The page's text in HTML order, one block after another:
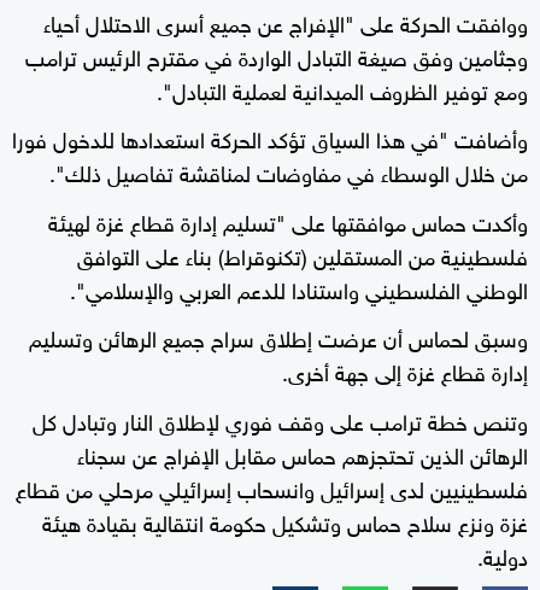
ووافقت الحركة على "الإفراج عن جميع أسرى الاحتلال أحياء
وجثامين وفق صيغة التبادل الواردة في مقترح الرئيس ترامب
ومع توفير الظروف الميدانية لعملية التبادل".
وأضافت "في هذا السياق تؤكد الحركة استعدادها للدخول فورا
من خلال الوسطاء في مفاوضات لمناقشة تفاصيل ذلك".
وأكدت حماس موافقتها على "تسليم إدارة قطاع غزة لهيئة
فلسطينية من المستقلين (تكنوقراط) بناء على التوافق
الوطني الفلسطيني واستنادا للدعم العربي والإسلامي".
وسبق لحماس أن عرضت إطلاق سراح جميع الرهائن وتسليم
إدارة قطاع غزة إلى جهة أخرى.
وتنص خطة ترامب على وقف فوري لإطلاق النار وتبادل كل
الرهائن الذين تحتجزهم حماس مقابل الإفراج عن سجناء
فلسطينيين لدى إسرائيل وانسحاب إسرائيلي مرحلي من قطاع
غزة ونزع سلاح حماس وتشكيل حكومة انتقالية بقيادة هيئة
دولية.